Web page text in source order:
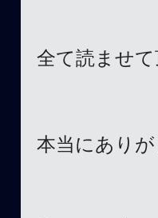
全て読ませて
本当にあり